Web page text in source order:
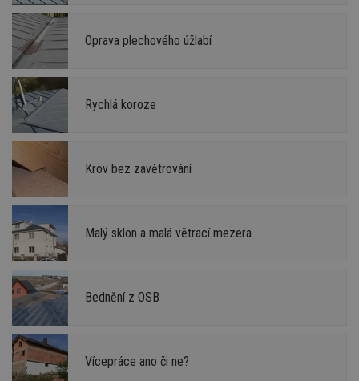
Oprava plechového úžlabí
Rychlá koroze
Krov bez zavětrování
Malý sklon a malá větrací mezera
Bednění z OSB
Vícepráce ano či ne?